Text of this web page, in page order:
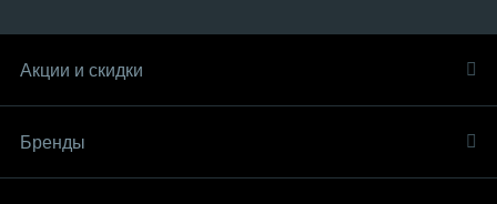
Акции и скидки
Бренды